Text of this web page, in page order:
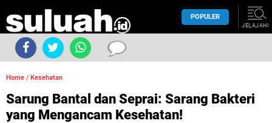
POPULER
JELAJAHI
Home / Kesehatan
Sarung Bantal dan Seprai: Sarang Bakteri
yang Mengancam Kesehatan!